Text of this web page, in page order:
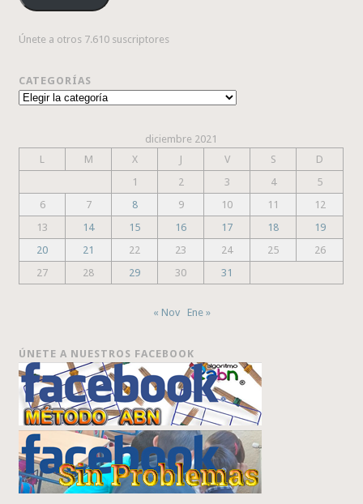
Únete a otros 7.610 suscriptores
CATEGORÍAS
Categorías
diciembre 2021
L
M X J V S
D
1
2 3 4
5
6
7 8 9 10 11
12
13
14 15 16 17 18
19
20
21 22 23 24 25
26
27
28 29 30 31
« Nov Ene »
ÚNETE A NUESTROS FACEBOOK